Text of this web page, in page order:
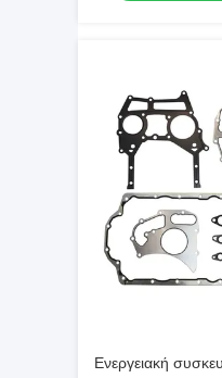
Ενεργειακή